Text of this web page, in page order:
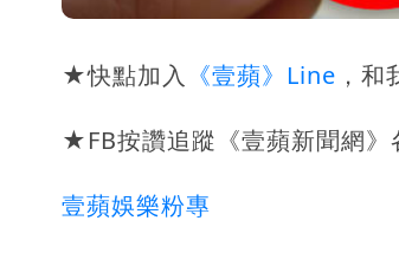
★快點加入 《壹蘋》Line ，和
★FB按讚追蹤《壹蘋新聞網》
壹蘋娛樂粉專